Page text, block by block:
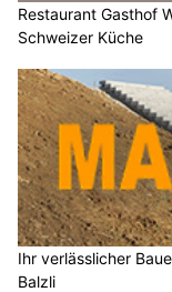
Restaurant Gasthof
Schweizer Küche
Ihr verlässlicher
Balzli